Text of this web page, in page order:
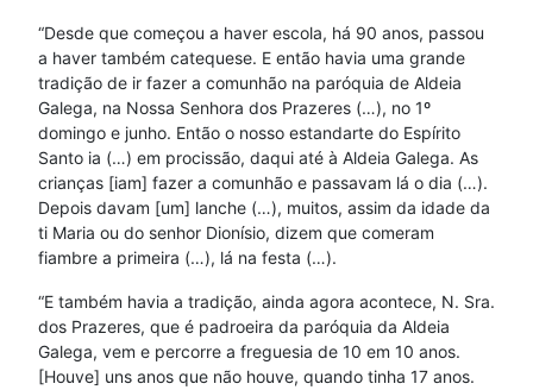
“Desde que começou a haver escola, há 90 anos, passou
a haver também catequese. E então havia uma grande
tradição de ir fazer a comunhão na paróquia de Aldeia
Galega, na Nossa Senhora dos Prazeres (…), no 1º
domingo e junho. Então o nosso estandarte do Espírito
Santo ia (…) em procissão, daqui até à Aldeia Galega. As
crianças [iam] fazer a comunhão e passavam lá o dia (…).
Depois davam [um] lanche (…), muitos, assim da idade da
ti Maria ou do senhor Dionísio, dizem que comeram
fiambre a primeira (…), lá na festa (…).
“E também havia a tradição, ainda agora acontece, N. Sra.
dos Prazeres, que é padroeira da paróquia da Aldeia
Galega, vem e percorre a freguesia de 10 em 10 anos.
[Houve] uns anos que não houve, quando tinha 17 anos.